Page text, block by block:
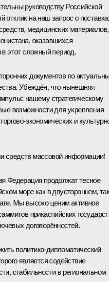
руководству Российской
отклик на наш запрос о
медицинских материалов,
оказавшихся
в этот сложный период.
документов по
Убеждён, что нынешняя
нашему стратегическому
возможности для укрепления
экономических и
средств массовой информации!
Федерация продолжат тесное
море как в двустороннем,
Мы высоко ценим активное
прикаспийских
договорённостей.
политико-дипломатический
является содействие
стабильности в региональном